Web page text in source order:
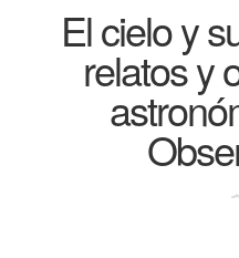
El cielo y
relatos y